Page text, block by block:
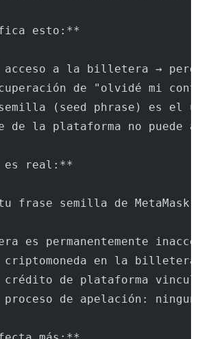
esto:**
a la billetera →
de "olvidé mi
(seed phrase) es el
de la plataforma no puede
es real:**
frase semilla de MetaMask:
es permanentemente
en la billetera
crédito de plataforma
de apelación: